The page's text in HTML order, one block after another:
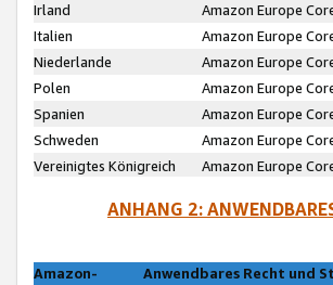
Irland
Amazon Europe
Italien
Amazon Europe
Niederlande
Amazon Europe
Polen
Amazon Europe
Spanien
Amazon Europe
Schweden
Amazon Europe
Vereinigtes Königreich
Amazon Europe
ANHANG 2:
Amazon-
Anwendbares Recht und